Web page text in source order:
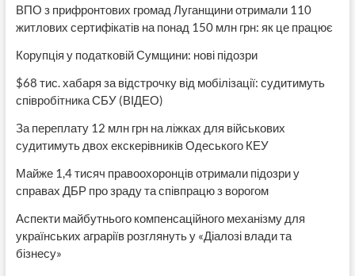
ВПО з прифронтових громад Луганщини отримали 110
житлових сертифікатів на понад 150 млн грн: як це працює
Корупція у податковій Сумщини: нові підозри
$68 тис. хабаря за відстрочку від мобілізації: судитимуть
співробітника СБУ (ВІДЕО)
За переплату 12 млн грн на ліжках для військових
судитимуть двох екскерівників Одеського КЕУ
Майже 1,4 тисяч правоохоронців отримали підозри у
справах ДБР про зраду та співпрацю з ворогом
Аспекти майбутнього компенсаційного механізму для
українських аграріїв розглянуть у «Діалозі влади та
бізнесу»